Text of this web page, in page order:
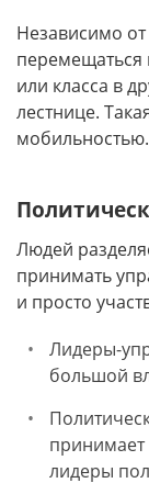
Независимо
перемещаться
или класса в
лестнице.
мобильностью.
Людей
принимать
и просто
Лидеры-
большой
лидеры